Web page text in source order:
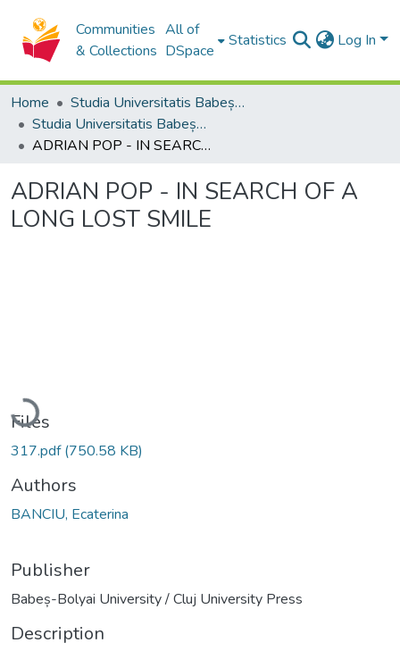
Communities
& Collections
All of
DSpace
Statistics Log In
Home
Studia Universitatis Babeș-Bolyai Collection
Studia Universitatis Babeș-Bolyai Musica
ADRIAN POP - IN SEARCH OF A LONG LOST SMILE
ADRIAN POP - IN SEARCH OF A
LONG LOST SMILE
Loading...
Files
317.pdf(750.58 KB)
Authors
BANCIU, Ecaterina
Publisher
Babeș-Bolyai University / Cluj University Press
Description